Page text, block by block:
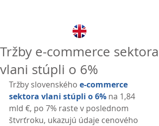
Tržby e-commerce sektora
vlani stúpli o 6%
Tržby slovenského e-commerce
sektora vlani stúpli o 6% na 1,84
mld €, po 7% raste v poslednom
štvrťroku, ukazujú údaje cenového